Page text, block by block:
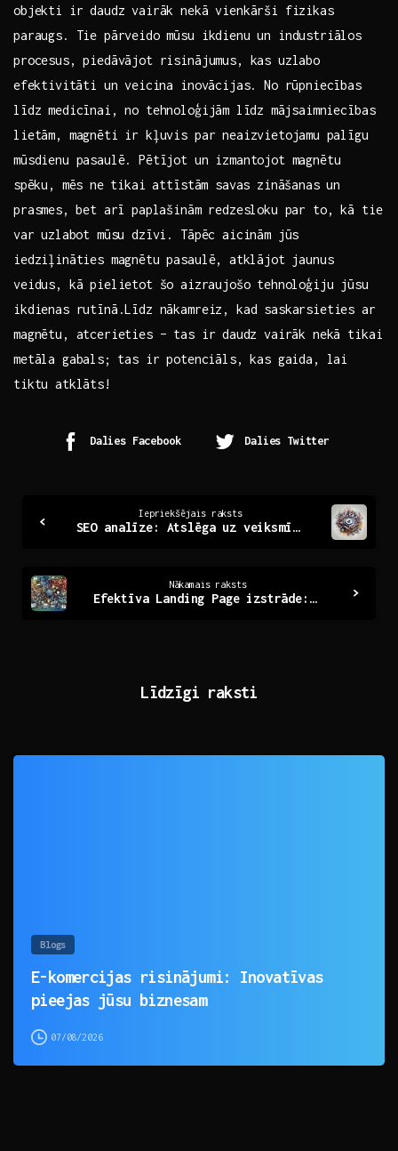
objekti‍ ir daudz vairāk nekā vienkārši fizikas
paraugs. Tie pārveido mūsu ​ikdienu un industriālos‌
procesus, piedāvājot risinājumus, kas uzlabo
⁢efektivitāti un veicina inovācijas. No rūpniecības
līdz ‍medicīnai, no tehnoloģijām ⁤līdz⁣ mājsaimniecības
lietām, magnēti ir kļuvis par neaizvietojamu⁣ palīgu
mūsdienu ‌pasaulē. Pētījot un ​izmantojot magnētu
⁢spēku, mēs⁢ ne tikai attīstām savas ‍zināšanas ⁣un
prasmes, ⁤bet arī paplašinām redzesloku par to, kā tie
⁤var uzlabot ​mūsu dzīvi. Tāpēc aicinām jūs
iedziļināties magnētu pasaulē,⁣ atklājot jaunus
veidus, kā pielietot šo ⁢aizraujošo tehnoloģiju jūsu
ikdienas rutīnā.Līdz nākamreiz, kad saskarsieties ar⁢
magnētu, atcerieties – tas ir⁢ daudz vairāk nekā‌ tikai
metāla‌ gabals; ⁤tas ir potenciāls, kas gaida, lai‍
tiktu atklāts!
Dalies Facebook Dalies Twitter
Reading
Iepriekšējais raksts
SEO analīze: Atslēga uz veiksmīgu digitālo klātbūtni
Nākamais raksts
Efektīva Landing Page izstrāde: Ceļvedis panākumiem
Līdzīgi raksti
Blogs
E-komercijas risinājumi: Inovatīvas
pieejas jūsu biznesam
07/08/2026